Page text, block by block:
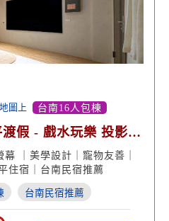
圖上 台南16人包棟
渡假 - 戲水玩樂 投影螢
｜美學設計｜寵物友善｜
住宿｜台南民宿推薦
台南民宿推薦